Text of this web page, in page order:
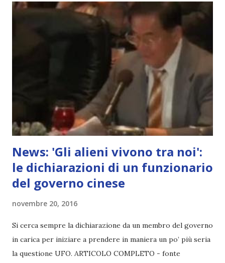
News: 'Gli alieni vivono tra noi':
le dichiarazioni di un funzionario
del governo cinese
novembre 20, 2016
Si cerca sempre la dichiarazione da un membro del governo
in carica per iniziare a prendere in maniera un po’ più seria
la questione UFO. ARTICOLO COMPLETO - fonte